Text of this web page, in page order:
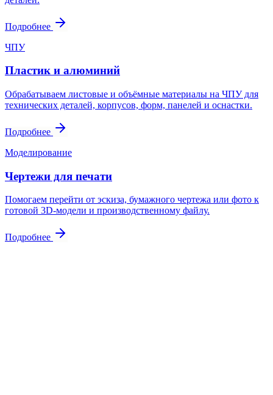
Подробнее
ЧПУ
Пластик и алюминий
Обрабатываем листовые и объёмные материалы на ЧПУ для
технических деталей, корпусов, форм, панелей и оснастки.
Подробнее
Моделирование
Чертежи для печати
Помогаем перейти от эскиза, бумажного чертежа или фото к
готовой 3D-модели и производственному файлу.
Подробнее